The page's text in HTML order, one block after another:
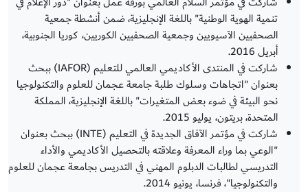
تنمية الهوية الوطنية" باللغة الإنجليزية، ضمن أنشطة جمعية
الصحفيين الآسيويين وجمعية الصحفيين الكوريين، كوريا الجنوبية،
أبريل 2016.
شاركت في المنتدى الأكاديمي العالمي للتعليم (IAFOR) ببحث
بعنوان "اتجاهات وسلوك طلبة جامعة عجمان للعلوم والتكنولوجيا
نحو البيئة في ضوء بعض المتغيرات" باللغة الإنجليزية، المملكة
المتحدة، بريتون، يوليو 2015.
شاركت في مؤتمر الآفاق الجديدة في التعليم (INTE) ببحث بعنوان
"الوعي بما وراء المعرفة وعلاقته بالتحصيل الأكاديمي والأداء
التدريسي لطالبات الدبلوم المهني في التدريس بجامعة عجمان للعلوم
والتكنولوجيا"، فرنسا، يونيو 2014.